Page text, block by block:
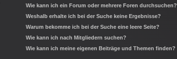
Wie kann ich ein Forum oder mehrere Foren durchsuchen?
Weshalb erhalte ich bei der Suche keine Ergebnisse?
Warum bekomme ich bei der Suche eine leere Seite?
Wie kann ich nach Mitgliedern suchen?
Wie kann ich meine eigenen Beiträge und Themen finden?